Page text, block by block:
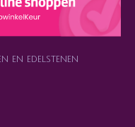
en edelstenen